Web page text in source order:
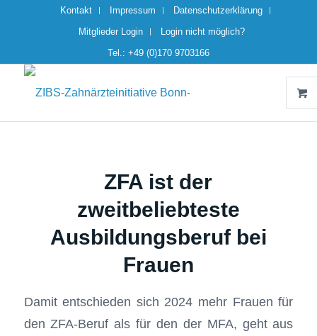
Kontakt Impressum
Datenschutzerklärung
Mitglieder Login
Login nicht möglich?
Tel.: +49 (0)170 9703166
ZFA ist der
zweitbeliebteste
Ausbildungsberuf bei
Frauen
Damit entschieden sich 2024 mehr Frauen für
den ZFA-Beruf als für den der MFA, geht aus